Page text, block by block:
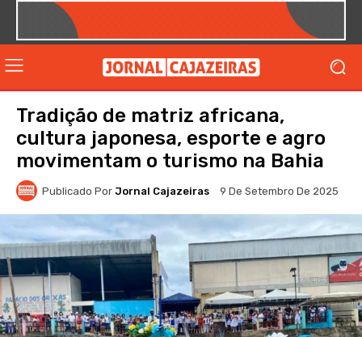
Tradição de matriz africana,
cultura japonesa, esporte e agro
movimentam o turismo na Bahia
Publicado Por Jornal Cajazeiras 9 De Setembro De 2025